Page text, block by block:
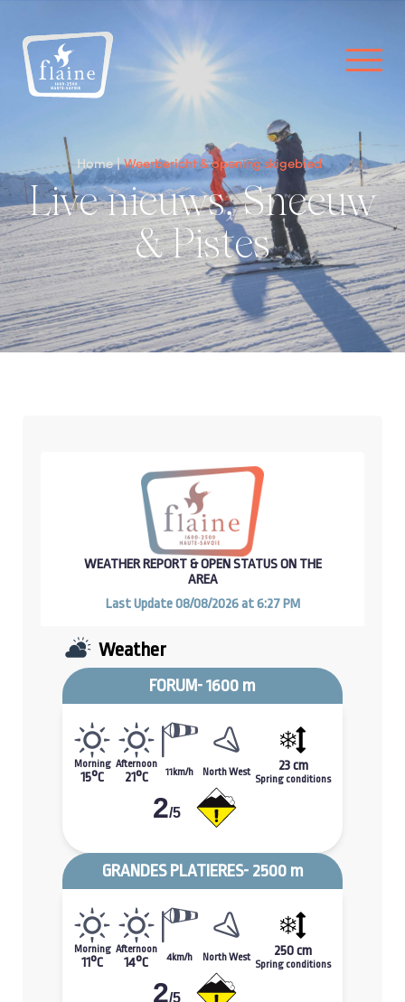
Home Weerbericht & opening skigebied
Live nieuws, Sneeuw
& Pistes